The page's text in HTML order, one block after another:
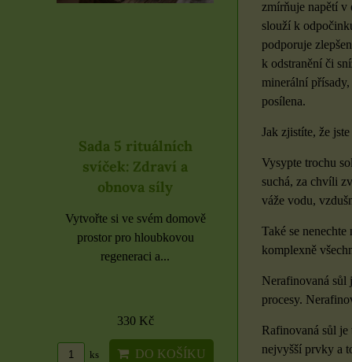
zmírňuje napětí v
slouží k
podporuje
k odstranění či
minerální
posílena.
Jak zjistíte, že
Vysypte trochu
suchá, za chvíli
váže vodu,
Také se
komplexně
Nerafinovaná sůl
procesy.
Rafinovaná sůl
nejvyšší prvky a
Rituál Zdraví a
obnova síly
Cítíte se vyčerpaní, bez
energie nebo potřebujete
podpořit své tělo...
1500 Kč
ks DO KOŠÍKU
písmena
Etikety pro
archů
ks DO